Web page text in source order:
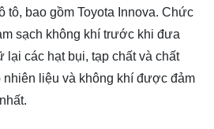
tô, bao gồm Toyota Innova. Chức
sạch không khí trước khi đưa
lại các hạt bụi, tạp chất và chất
nhiên liệu và không khí được đảm